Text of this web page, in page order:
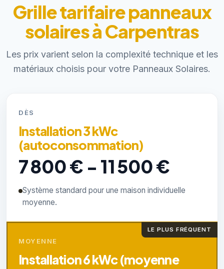
Grille tarifaire panneaux
solaires à Carpentras
Les prix varient selon la complexité technique et les
matériaux choisis pour votre Panneaux Solaires.
DÈS
Installation 3 kWc
(autoconsommation)
7 800 € - 11 500 €
Système standard pour une maison individuelle
moyenne.
LE PLUS FRÉQUENT
MOYENNE
Installation 6 kWc (moyenne